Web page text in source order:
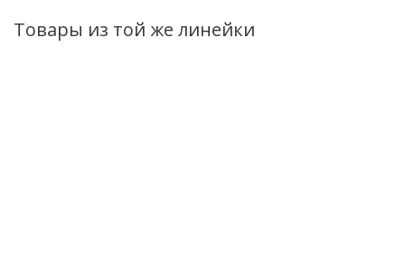
Товары из той же линейки